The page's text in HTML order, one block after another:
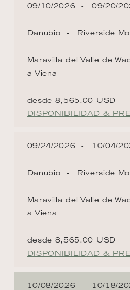
09/10/2026 09/20/
Danubio Riverside
Maravilla del Valle de
a Viena
desde 8,565.00 USD
DISPONIBILIDAD &
09/24/2026 10/04/
Danubio Riverside
Maravilla del Valle de
a Viena
desde 8,565.00 USD
DISPONIBILIDAD &
10/08/2026 10/18/